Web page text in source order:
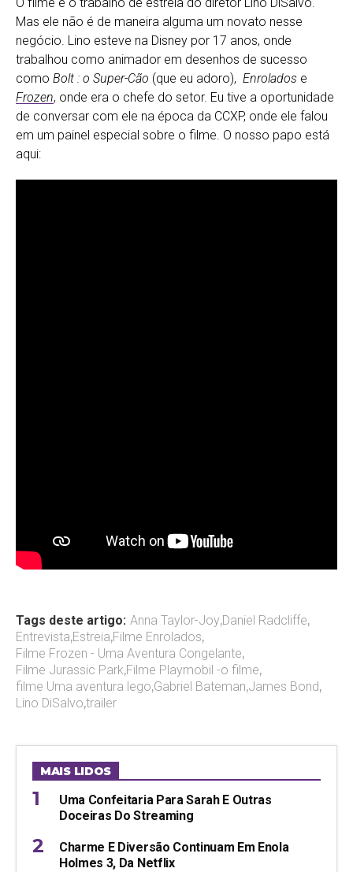
O filme é o trabalho de estreia do diretor Lino DiSalvo.
Mas ele não é de maneira alguma um novato nesse
negócio. Lino esteve na Disney por 17 anos, onde
trabalhou como animador em desenhos de sucesso
como Bolt : o Super-Cão (que eu adoro), Enrolados e
Frozen, onde era o chefe do setor. Eu tive a oportunidade
de conversar com ele na época da CCXP, onde ele falou
em um painel especial sobre o filme. O nosso papo está
aqui:
Tags deste artigo: Anna Taylor-Joy,Daniel Radcliffe,
Entrevista,Estreia,Filme Enrolados,
Filme Frozen - Uma Aventura Congelante,
Filme Jurassic Park,Filme Playmobil -o filme,
filme Uma aventura lego,Gabriel Bateman,James Bond,
Lino DiSalvo,trailer
MAIS LIDOS
Uma Confeitaria Para Sarah E Outras
Doceiras Do Streaming
Charme E Diversão Continuam Em Enola
Holmes 3, Da Netflix